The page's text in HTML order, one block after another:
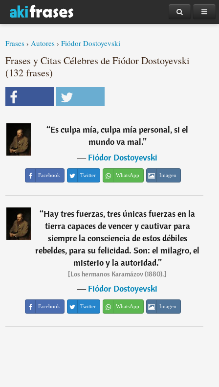
Frases ›Autores ›Fiódor Dostoyevski
Frases y Citas Célebres de Fiódor Dostoyevski
(132 frases)
“Es culpa mía, culpa mía personal, si el
mundo va mal.”
―Fiódor Dostoyevski
Facebook Twitter WhatsApp Imagen
“Hay tres fuerzas, tres únicas fuerzas en la
tierra capaces de vencer y cautivar para
siempre la consciencia de estos débiles
rebeldes, para su felicidad. Son: el milagro, el
misterio y la autoridad.”
[Los hermanos Karamázov (1880).]
―Fiódor Dostoyevski
Facebook Twitter WhatsApp Imagen